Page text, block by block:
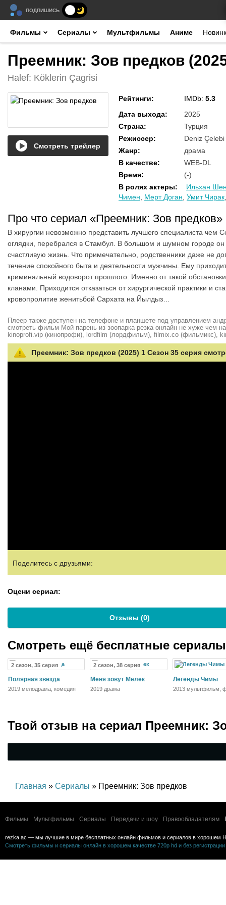
ПОДПИШИСЬ
Фильмы Сериалы Мультфильмы Аниме
Преемник: Зов предков
Halef: Köklerin Çagrisi
Смотреть трейлер
Рейтинги: IMDb: 5.3
Дата выхода:
2025
Страна:
Турция
Режиссер:
Deniz Çelebi
Жанр:
драма
В качестве:
WEB-DL
Время:
(-)
В ролях актеры:
Ильхан
Чимен
Мерт Доган Умит Чирак
Про что сериал «Преемник: Зов предков»
В хирургии невозможно представить лучшего специалиста чем
оглядки, перебрался в Стамбул. В большом и шумном городе
счастливую жизнь. Что примечательно, родственники даже не
течение спокойного быта и деятельности мужчины. Ему
криминальный водоворот прошлого. Именно от такой
кланами. Приходится отказаться от хирургической практики и
кровопролитие женитьбой Сархата на Йылдыз…
Плеер также доступен на телефоне и планшете под управлением
смотреть фильм Мой парень из зоопарка резка онлайн не хуже чем
kinoprofi.vip (кинопрофи), lordfilm (лордфильм), filmix.co (фильмикс),
Преемник: Зов предков (2025) 1 Сезон 35 серия
Поделитесь с друзьями:
Оцени сериал:
Отзывы (0)
Смотреть ещё бесплатные
2 сезон, 35 серия
Полярная звезда
2019 мелодрама, комедия
2 сезон, 38 серия
Меня зовут Мелек
2019 драма
Легенды Чимы
2013 мультфильм,
Твой отзыв на сериал Преемник:
Главная » Сериалы » Преемник: Зов предков
Фильмы Мультфильмы Сериалы Передачи и шоу Правообладателям
rezka.ac — мы лучшие в мире бесплатных онлайн фильмов и сериалов в хорошем
Смотреть фильмы и сериалы онлайн в хорошем качестве 720p hd и без